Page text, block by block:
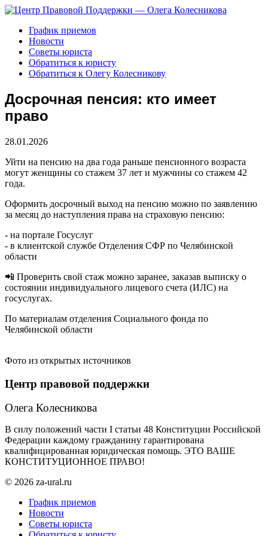
График приемов
Новости
Советы юриста
Обратиться к юристу
Обратиться к Олегу Колесникову
Досрочная пенсия: кто имеет
право
28.01.2026
Уйти на пенсию на два года раньше пенсионного возраста
могут женщины со стажем 37 лет и мужчины со стажем 42
года.
Оформить досрочный выход на пенсию можно по заявлению
за месяц до наступления права на страховую пенсию:
- на портале Госуслуг
- в клиентской службе Отделения СФР по Челябинской
области
📲 Проверить свой стаж можно заранее, заказав выписку о
состоянии индивидуального лицевого счета (ИЛС) на
госуслугах.
По материалам отделения Социального фонда по
Челябинской области
Фото из открытых источников
Центр правовой поддержки
Олега Колесникова
В силу положений части I статьи 48 Конституции Российской
Федерации каждому гражданину гарантирована
квалифицированная юридическая помощь. ЭТО ВАШЕ
КОНСТИТУЦИОННОЕ ПРАВО!
© 2026 za-ural.ru
График приемов
Новости
Советы юриста